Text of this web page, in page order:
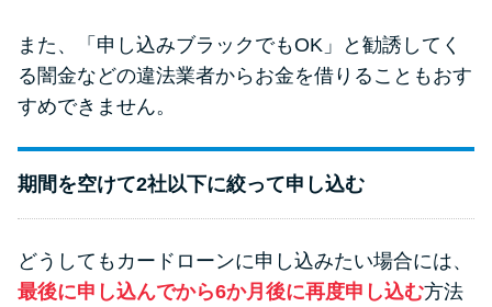
また、「申し込みブラックでもOK」と勧誘してく
る闇金などの違法業者からお金を借りることもおす
すめできません。
期間を空けて2社以下に絞って申し込む
どうしてもカードローンに申し込みたい場合には、
最後に申し込んでから6か月後に再度申し込む方法